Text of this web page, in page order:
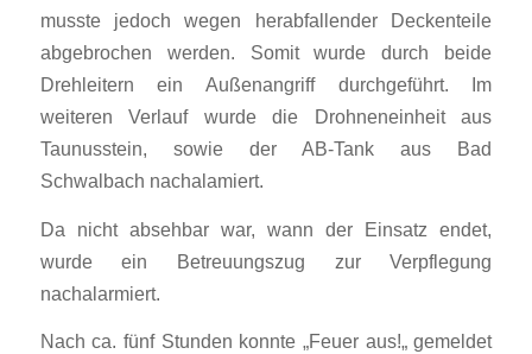
musste jedoch wegen herabfallender Deckenteile
abgebrochen werden. Somit wurde durch beide
Drehleitern ein Außenangriff durchgeführt. Im
weiteren Verlauf wurde die Drohneneinheit aus
Taunusstein, sowie der AB-Tank aus Bad
Schwalbach nachalamiert.
Da nicht absehbar war, wann der Einsatz endet,
wurde ein Betreuungszug zur Verpflegung
nachalarmiert.
Nach ca. fünf Stunden konnte „Feuer aus!„ gemeldet